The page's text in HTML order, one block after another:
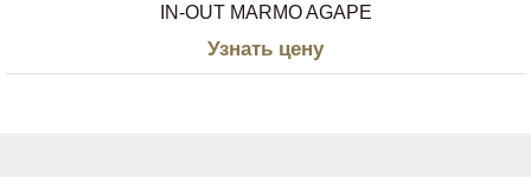
IN-OUT MARMO AGAPE
Узнать цену